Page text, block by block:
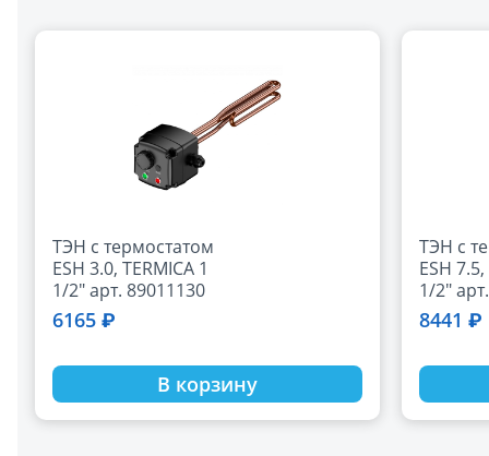
ТЭН с термостатом
ESH 3.0, TERMICA 1
1/2" арт. 89011130
6165 ₽
В корзину
ТЭН с
ESH
1/2"
8441 ₽